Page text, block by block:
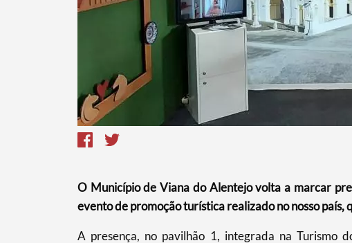
Termo de Pesquisa
O Município de Viana do Alentejo volta a marcar
evento de promoção turística realizado no nosso país,
A presença, no pavilhão 1, integrada na Turismo